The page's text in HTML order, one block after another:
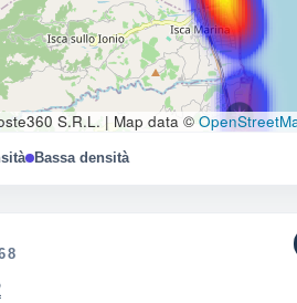
S.R.L. | Map data ©
Bassa densità